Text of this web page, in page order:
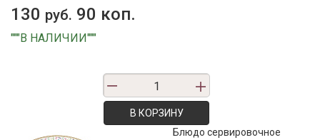
130 руб. 90 коп.
"""В НАЛИЧИИ"""
В КОРЗИНУ
Блюдо сервировочное